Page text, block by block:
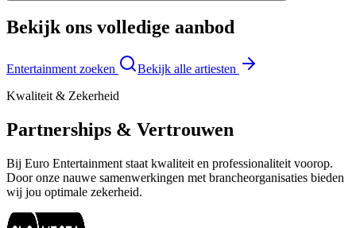
Bekijk ons volledige aanbod
Entertainment zoeken
Bekijk alle artiesten
Kwaliteit & Zekerheid
Partnerships & Vertrouwen
Bij Euro Entertainment staat kwaliteit en professionaliteit voorop.
Door onze nauwe samenwerkingen met brancheorganisaties bieden
wij jou optimale zekerheid.